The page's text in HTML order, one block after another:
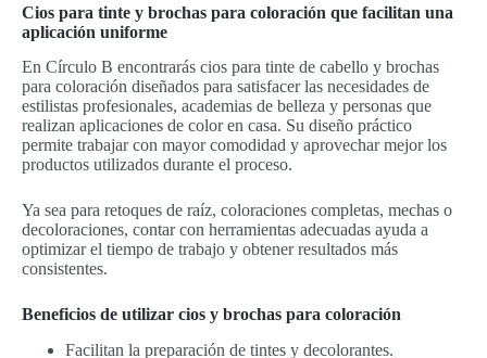
Cios para tinte y brochas para coloración que facilitan una
aplicación uniforme
En Círculo B encontrarás cios para tinte de cabello y brochas
para coloración diseñados para satisfacer las necesidades de
estilistas profesionales, academias de belleza y personas que
realizan aplicaciones de color en casa. Su diseño práctico
permite trabajar con mayor comodidad y aprovechar mejor los
productos utilizados durante el proceso.
Ya sea para retoques de raíz, coloraciones completas, mechas o
decoloraciones, contar con herramientas adecuadas ayuda a
optimizar el tiempo de trabajo y obtener resultados más
consistentes.
Beneficios de utilizar cios y brochas para coloración
Facilitan la preparación de tintes y decolorantes.